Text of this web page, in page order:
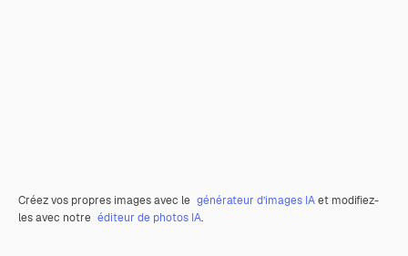
Créez vos propres images avec le générateur d’images IAet modifiez-
les avec notre éditeur de photos IA.